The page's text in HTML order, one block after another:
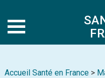
Accueil Santé en France >